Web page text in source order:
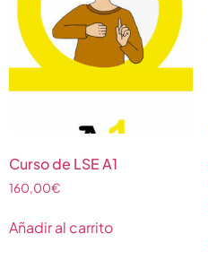
Curso de LSE A1
160,00€
Añadir al carrito